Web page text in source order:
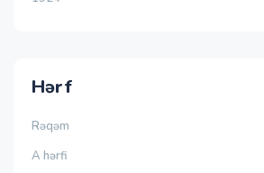
Hərf
Rəqəm
A hərfi